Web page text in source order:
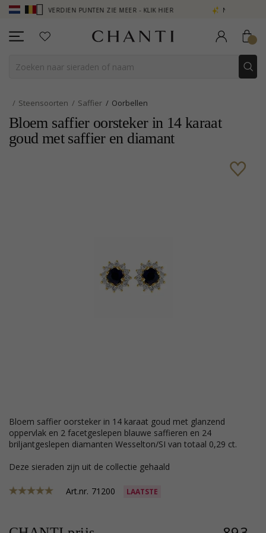
- VERDIEN PUNTEN ZIE MEER - KLIK HIER NEW COLLECTION |
Steensoorten Saffier Oorbellen
Bloem saffier oorsteker in 14 karaat
goud met saffier en diamant
bloem saffier oorsteker in 14 karaat goud met glanzend
oppervlak en 2 facetgeslepen blauwe saffieren en 24
briljantgeslepen diamanten Wesselton/SI van totaal 0,29 ct.
Deze sieraden zijn uit de collectie gehaald
Art.nr. 71200 LAATSTE